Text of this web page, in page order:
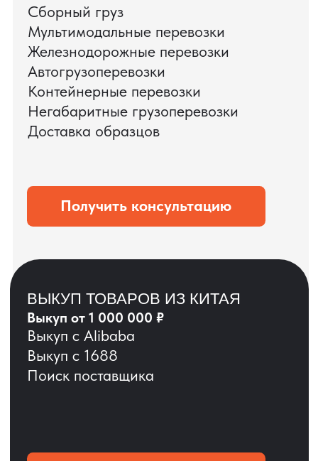
ДО ОПЛАТЫ?
ОСТАВЬТЕ ЗАЯВКУ
Мы вернёмся с расчётом и фото после
технической проверки